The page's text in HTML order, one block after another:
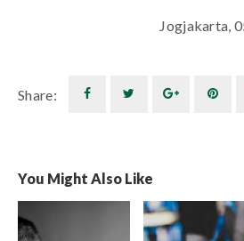
Jogjakarta,
Share:
You Might Also Like